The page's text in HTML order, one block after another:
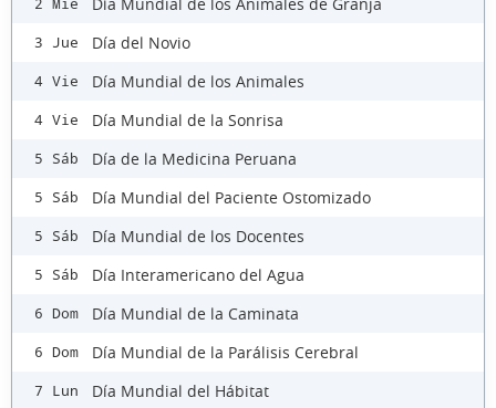
2 Mié
3 Jue Día del Novio
4 Vie Día Mundial de los Animales
4 Vie Día Mundial de la Sonrisa
5 Sáb Día de la Medicina Peruana
5 Sáb Día Mundial del Paciente Ostomizado
5 Sáb Día Mundial de los Docentes
5 Sáb Día Interamericano del Agua
6 Dom Día Mundial de la Caminata
6 Dom Día Mundial de la Parálisis Cerebral
7 Lun Día Mundial del Hábitat